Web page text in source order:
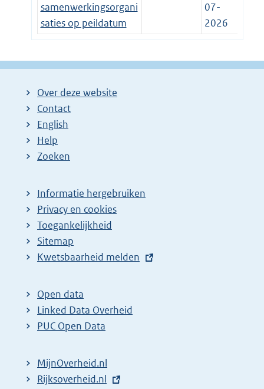
samenwerkingsorgani
saties op peildatum
07-
2026
Over deze website
Contact
English
Help
Zoeken
Informatie hergebruiken
Privacy en cookies
Toegankelijkheid
Sitemap
E
t
e
r
l
i
Kwetsbaarheid melden
Open data
Linked Data Overheid
PUC Open Data
MijnOverheid.nl
E
Rijksoverheid.nl